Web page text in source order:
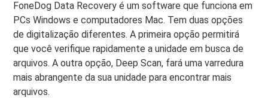
FoneDog Data Recovery é um software que funciona em
PCs Windows e computadores Mac. Tem duas opções
de digitalização diferentes. A primeira opção permitirá
que você verifique rapidamente a unidade em busca de
arquivos. A outra opção, Deep Scan, fará uma varredura
mais abrangente da sua unidade para encontrar mais
arquivos.